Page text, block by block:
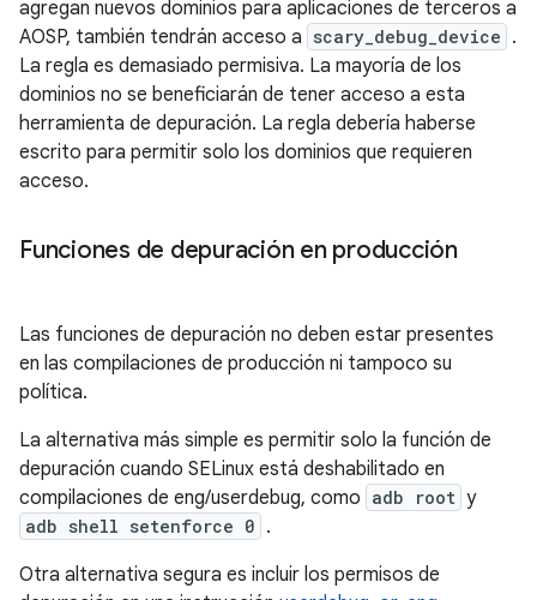
agregan nuevos dominios para aplicaciones de terceros a
AOSP, también tendrán acceso a scary_debug_device .
La regla es demasiado permisiva. La mayoría de los
dominios no se beneficiarán de tener acceso a esta
herramienta de depuración. La regla debería haberse
escrito para permitir solo los dominios que requieren
acceso.
Funciones de depuración en producción
Las funciones de depuración no deben estar presentes
en las compilaciones de producción ni tampoco su
política.
La alternativa más simple es permitir solo la función de
depuración cuando SELinux está deshabilitado en
compilaciones de eng/userdebug, como adb root y
adb shell setenforce 0 .
Otra alternativa segura es incluir los permisos de